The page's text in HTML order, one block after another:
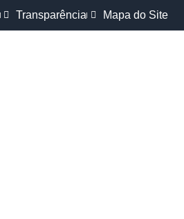
Transparência Mapa do Site